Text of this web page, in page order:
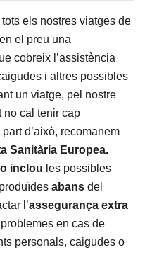
tots els nostres viatges de
el preu una
cobreix l’assistència
i altres possibles
un viatge, pel nostre
no cal tenir cap
d’això, recomanem
Sanitària Europea.
inclou les possibles
abans del
l’assegurança extra
en cas de
personals, caigudes o